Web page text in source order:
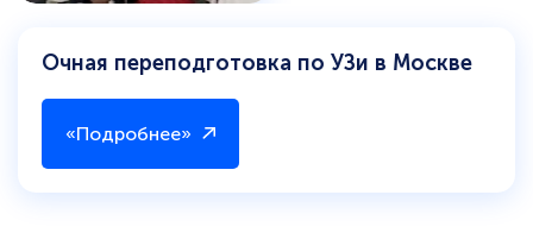
Очная переподготовка по УЗи в Москве
«Подробнее»